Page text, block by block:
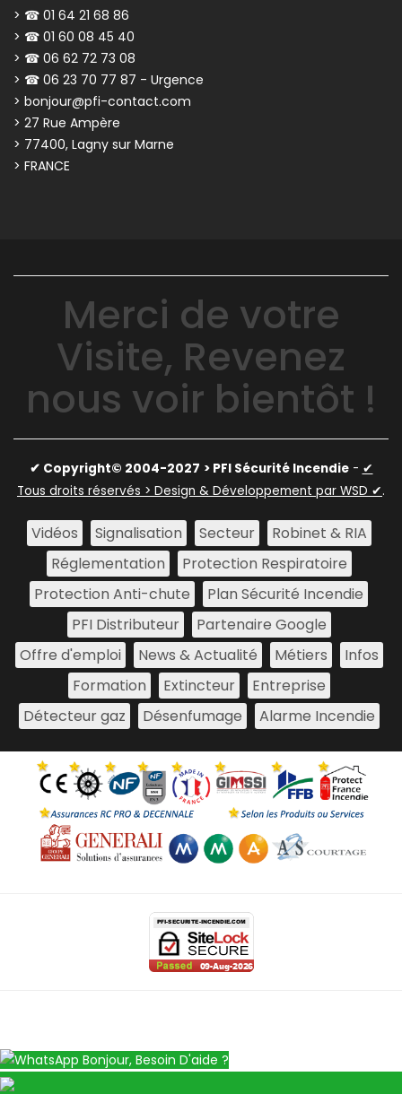
> ☎ 01 64 21 68 86
> ☎ 01 60 08 45 40
> ☎ 06 62 72 73 08
> ☎ 06 23 70 77 87 - Urgence
> bonjour@pfi-contact.com
> 27 Rue Ampère
> 77400, Lagny sur Marne
> FRANCE
Merci de votre
Visite, Revenez
nous voir bientôt !
✔ Copyright© 2004-2027 > PFI Sécurité Incendie- ✔
Tous droits réservés > Design & Développement par WSD ✔.
Vidéos Signalisation Secteur
Robinet & RIA
Réglementation
Protection Respiratoire
Protection Anti-chute
Plan Sécurité Incendie
PFI Distributeur
Partenaire Google
Offre d'emploi
News & Actualité Métiers
Infos
Formation
Extincteur
Entreprise
Détecteur gaz
Désenfumage Alarme Incendie
Bonjour, Besoin D'aide ?